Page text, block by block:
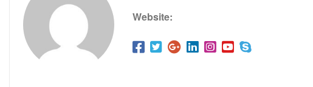
Website: